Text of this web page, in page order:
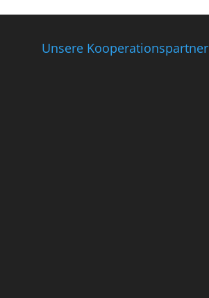
Unsere Kooperationspartner